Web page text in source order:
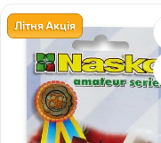
Літня Акція